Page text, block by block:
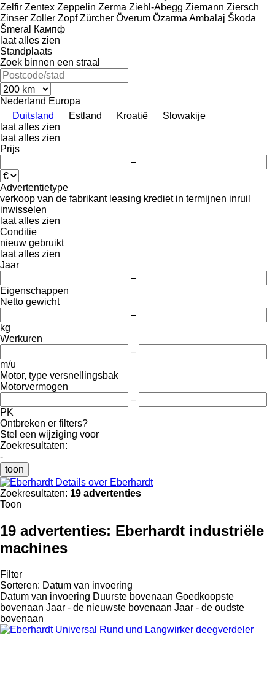
Zelfir Zentex Zeppelin Zerma Ziehl-Abegg Ziemann Ziersch
Zinser Zoller Zopf Zürcher Överum Özarma Ambalaj Škoda
Šmeral
Кампф
laat alles zien
Standplaats
Zoek binnen een straal
Nederland Europa
Duitsland
Estland Kroatië
Slowakije
laat alles zien
laat alles zien
Prijs
–
Advertentietype
verkoop van de fabrikant leasing krediet in termijnen inruil
inwisselen
laat alles zien
Conditie
nieuw gebruikt
laat alles zien
Jaar
–
Eigenschappen
Netto gewicht
–
kg
Werkuren
–
m/u
Motor, type versnellingsbak
Motorvermogen
–
PK
Ontbreken er filters?
Stel een wijziging voor
Zoekresultaten:
-
toon
Details over Eberhardt
Zoekresultaten: 19 advertenties
Toon
19 advertenties: Eberhardt industriële
machines
Filter
Sorteren: Datum van invoering
Datum van invoering Duurste bovenaan Goedkoopste
bovenaan Jaar - de nieuwste bovenaan Jaar - de oudste
bovenaan